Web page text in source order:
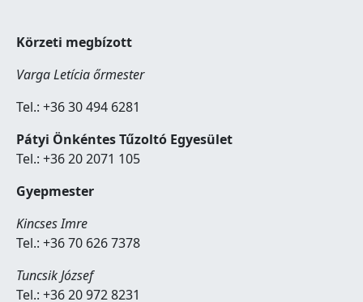
Körzeti megbízott
Varga Letícia őrmester
Tel.: +36 30 494 6281
Pátyi Önkéntes Tűzoltó Egyesület
Tel.: +36 20 2071 105
Gyepmester
Kincses Imre
Tel.: +36 70 626 7378
Tuncsik József
Tel.: +36 20 972 8231